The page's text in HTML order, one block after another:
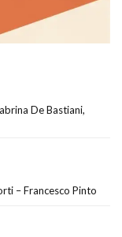
De Bastiani,
– Francesco Pinto